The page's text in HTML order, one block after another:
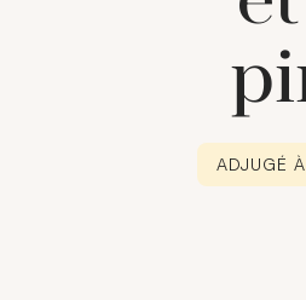
ADJUGÉ